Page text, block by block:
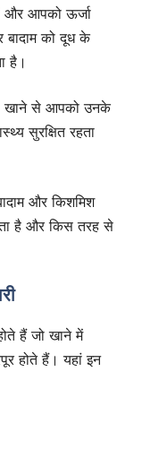
और आपको ऊर्जा
को दूध के
है।
खाने से आपको उनके
सुरक्षित रहता
और किशमिश
है और किस तरह से
हैं जो खाने में
होते हैं। यहां इन